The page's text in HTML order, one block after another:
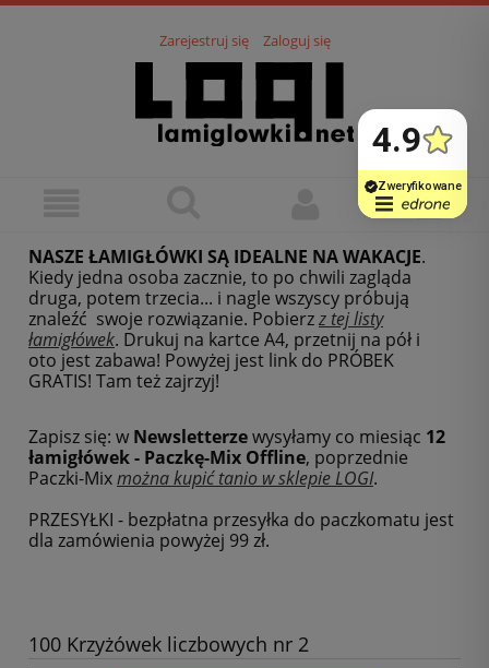
Zarejestruj się Zaloguj się
NASZE ŁAMIGŁÓWKI SĄ IDEALNE NA WAKACJE.
Kiedy jedna osoba zacznie, to po chwili zagląda
druga, potem trzecia... i nagle wszyscy próbują
znaleźć swoje rozwiązanie. Pobierzz tej listy
łamigłówek. Drukuj na kartce A4, przetnij na pół i
oto jest zabawa! Powyżej jest link do PRÓBEK
GRATIS! Tam też zajrzyj!
Zapisz się: w Newsletterzewysyłamy co miesiąc 12
łamigłówek - Paczkę-Mix Offline, poprzednie
Paczki-Mixmożna kupić tanio w sklepie LOGI.
PRZESYŁKI - bezpłatna przesyłka do paczkomatu jest
dla zamówienia powyżej 99 zł.
100 Krzyżówek liczbowych nr 2